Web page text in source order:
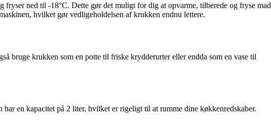
ned til -18°C. Dette gør det muligt for dig at opvarme, tilberede og fryse mad
hvilket gør vedligeholdelsen af krukken endnu lettere.
bruge krukken som en potte til friske krydderurter eller endda som en vase til
en kapacitet på 2 liter, hvilket er rigeligt til at rumme dine køkkenredskaber.